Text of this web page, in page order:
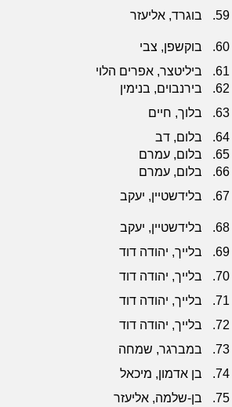
59.
בוגרד, אליעזר
60.
בוקשפן, צבי
61.
ביליטצר, אפרים הלוי
62.
בירנבוים, בנימין
63.
בלוך, חיים
64.
בלום, דב
65.
בלום, עמרם
66.
בלום, עמרם
67.
בלידשטיין, יעקב
68. בלידשטיין, יעקב
69.
בלייך, יהודה דוד
70.
בלייך, יהודה דוד
71.
בלייך, יהודה דוד
72.
בלייך, יהודה דוד
73.
במברגר, שמחה
74.
בן אדמון, מיכאל
75.
בן-שלמה, אליעזר